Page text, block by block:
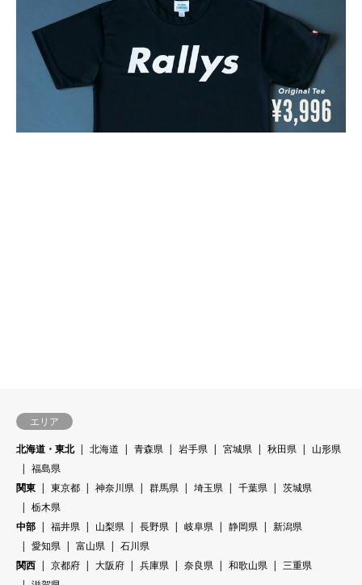
エリア
北海道・東北
北海道 青森県 岩手県 宮城県 秋田県
山形県
福島県
関東
東京都 神奈川県 群馬県 埼玉県 千葉県
茨城県
栃木県
中部
福井県 山梨県 長野県 岐阜県 静岡県
新潟県
愛知県
富山県
石川県
関西
京都府 大阪府 兵庫県 奈良県 和歌山県
三重県